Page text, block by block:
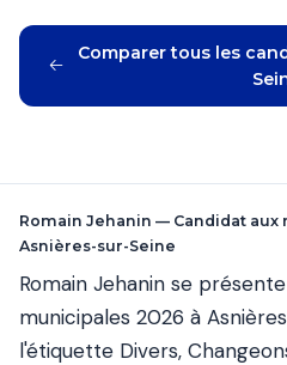
Comparer tous les
Romain Jehanin — Candidat aux
Asnières-sur-Seine
Romain Jehanin se
municipales 2026 à
l'étiquette Divers,